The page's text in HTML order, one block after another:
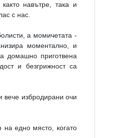
навътре, така и
с нас.
а момичетата -
моментално, и
домашно приготвена
и безгрижност са
вече избродирани очи
на едно място, когато